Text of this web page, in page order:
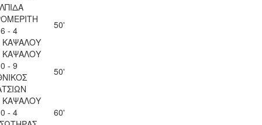
6 - 4
50'
0 - 9
50'
0 - 4
60'